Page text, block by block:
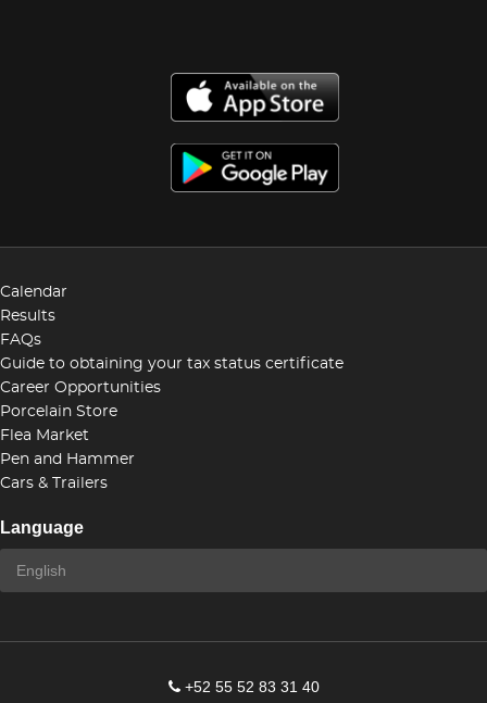
Calendar
Results
FAQs
Guide to obtaining your tax status certificate
Career Opportunities
Porcelain Store
Flea Market
Pen and Hammer
Cars & Trailers
Language
+52 55 52 83 31 40